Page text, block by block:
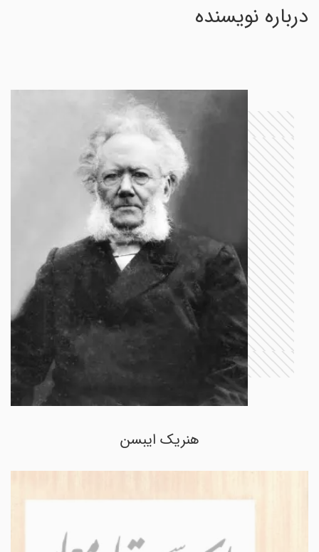
درباره نویسنده
هنریک ایبسن